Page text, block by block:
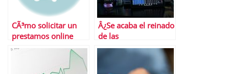
CÃ³mo solicitar un
prestamos online
Â¿Se acaba el reinado
de las
criptomonedas?